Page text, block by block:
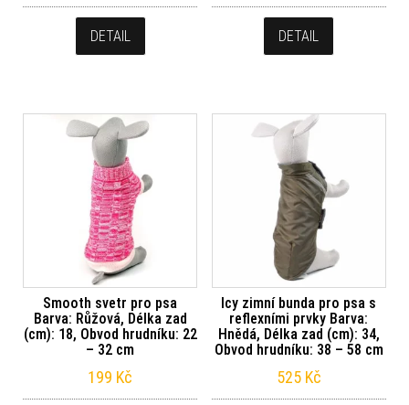
DETAIL DETAIL
Smooth svetr pro psa
Barva: Růžová, Délka zad
(cm): 18, Obvod hrudníku: 22
– 32 cm
199 Kč
Icy zimní bunda pro psa s
reflexními prvky Barva:
Hnědá, Délka zad (cm): 34,
Obvod hrudníku: 38 – 58 cm
525 Kč